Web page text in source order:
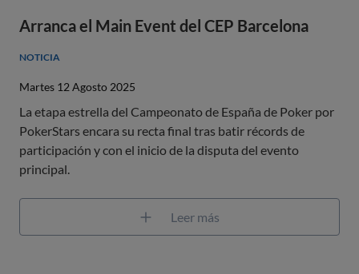
Arranca el Main Event del CEP Barcelona
NOTICIA
Martes 12 Agosto 2025
La etapa estrella del Campeonato de España de Poker por
PokerStars encara su recta final tras batir récords de
participación y con el inicio de la disputa del evento
principal.
Leer más